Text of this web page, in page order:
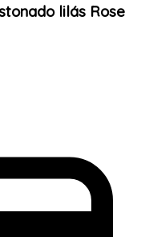
lilás Rose